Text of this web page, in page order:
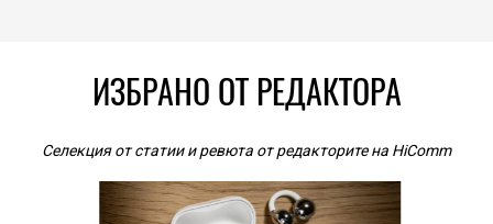
ИЗБРАНО ОТ РЕДАКТОРА
Селекция от статии и ревюта от редакторите на HiComm